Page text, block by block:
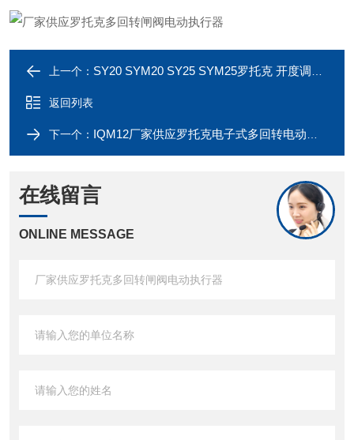
上一个： SY20 SYM20 SY25 SYM25罗托克 开度调节型阀门多回转电动装置
返回列表
下一个： IQM12厂家供应罗托克电子式多回转电动执行器
在线留言
ONLINE MESSAGE